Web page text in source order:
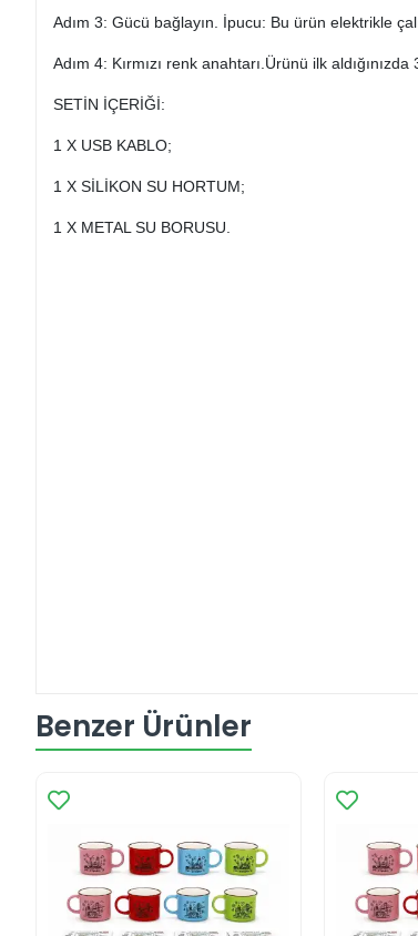
Adım 3: Gücü bağlayın. İpucu: Bu ürün elektrikle
Adım 4: Kırmızı renk anahtarı.Ürünü ilk
SETİN İÇERİĞİ:
1 X USB KABLO;
1 X SİLİKON SU HORTUM;
1 X METAL SU BORUSU.
Benzer Ürünler